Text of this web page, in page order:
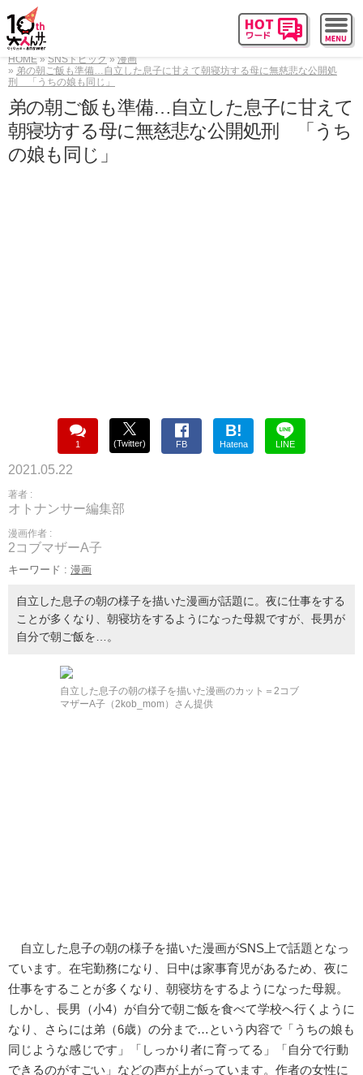
HOME SNSトピック
漫画
弟の朝ご飯も準備…自立した息子に甘えて朝寝坊する母に無慈悲な公開処
刑 「うちの娘も同じ」
弟の朝ご飯も準備…自立した息子に甘えて
朝寝坊する母に無慈悲な公開処刑 「うち
の娘も同じ」
1 (Twitter) FB
B!
Hatena LINE
2021.05.22
著者 :
オトナンサー編集部
漫画作者 :
2コブマザーA子
キーワード : 漫画
自立した息子の朝の様子を描いた漫画が話題に。夜に仕事をする
ことが多くなり、朝寝坊をするようになった母親ですが、長男が
自分で朝ご飯を…。
自立した息子の朝の様子を描いた漫画のカット＝2コブ
マザーA子（2kob_mom）さん提供
自立した息子の朝の様子を描いた漫画がSNS上で話題となっ
ています。在宅勤務になり、日中は家事育児があるため、夜に
仕事をすることが多くなり、朝寝坊をするようになった母親。
しかし、長男（小4）が自分で朝ご飯を食べて学校へ行くように
なり、さらには弟（6歳）の分まで…という内容で「うちの娘も
同じような感じです」「しっかり者に育ってる」「自分で行動
できるのがすごい」などの声が上がっています。作者の女性に